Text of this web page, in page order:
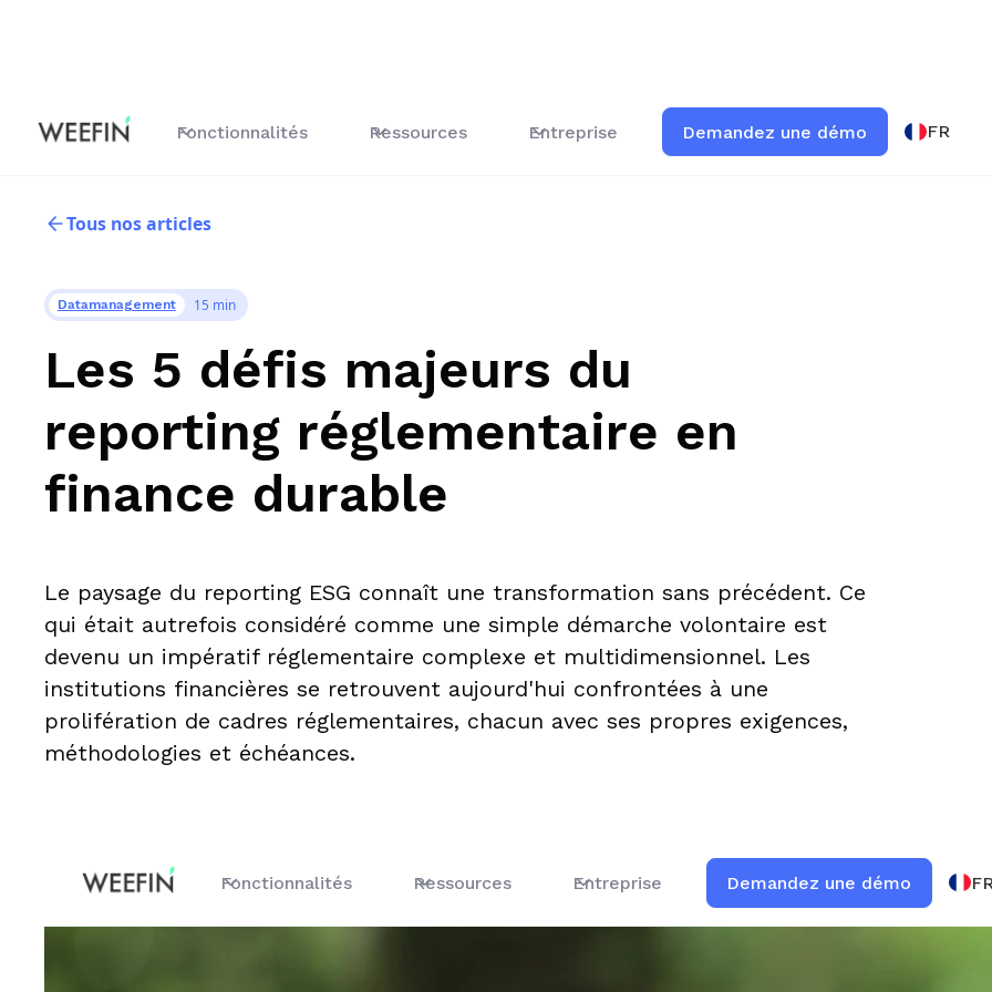
Fonctionnalités Ressources Entreprise Demandez une démo FR
Tous nos articles
Datamanagement 15 min
Les 5 défis majeurs du
reporting réglementaire en
finance durable
Le paysage du reporting ESG connaît une transformation sans précédent. Ce
qui était autrefois considéré comme une simple démarche volontaire est
devenu un impératif réglementaire complexe et multidimensionnel. Les
institutions financières se retrouvent aujourd'hui confrontées à une
prolifération de cadres réglementaires, chacun avec ses propres exigences,
méthodologies et échéances.
Fonctionnalités Ressources Entreprise Demandez une démo